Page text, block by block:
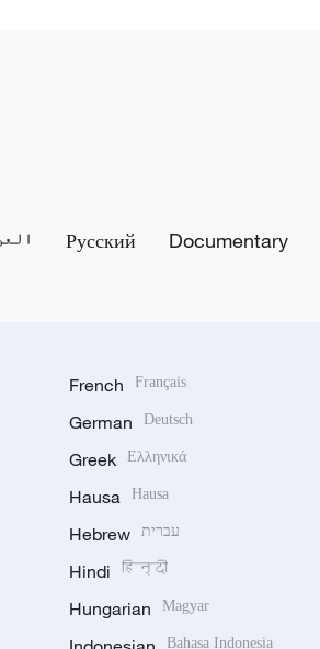
Русский Documentary
French Français
German Deutsch
Greek Ελληνικά
Hausa Hausa
Hebrew עברית
Hindi हिन्दी
Hungarian Magyar
Bahasa Indonesia